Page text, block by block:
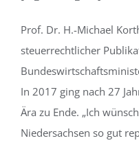
Prof. Dr. H.-Michael
steuerrechtlicher
In 2017 ging nach 27
Ära zu Ende. „Ich
Niedersachsen so gut